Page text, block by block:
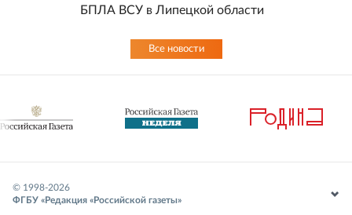
БПЛА ВСУ в Липецкой области
Все новости
© 1998-2026
ФГБУ «Редакция «Российской газеты»